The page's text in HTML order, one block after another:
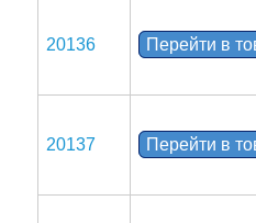
20136 Перейти в
20137 Перейти в